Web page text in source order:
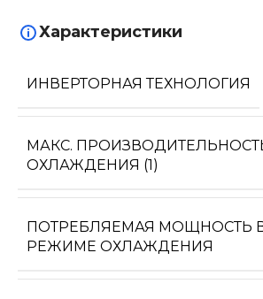
Характеристики
ИНВЕРТОРНАЯ ТЕХНОЛОГИЯ
МАКС.
ОХЛАЖДЕНИЯ (1)
ПОТРЕБЛЯЕМАЯ МОЩНОСТЬ
РЕЖИМЕ ОХЛАЖДЕНИЯ